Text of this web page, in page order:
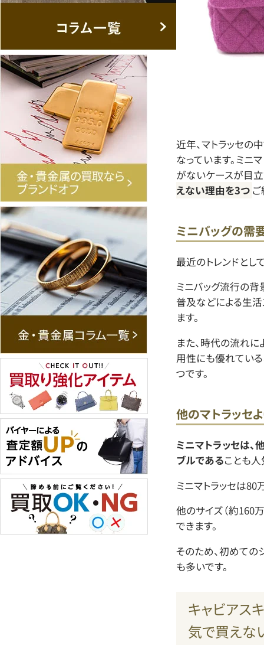
近年、マトラッセの
なっています。ミニ
がないケースが目立
えない理由を3つ ご
ミニバッグの需
最近のトレンドとし
ミニバッグ流行の背
普及などによる生
ます。
また、時代の流れに
用性にも優れてい
つです。
他のマトラッセ
ミニマトラッセは、
ブルであることも
ミニマトラッセは80
他のサイズ（約160
できます。
そのため、初めての
も多いです。
キャビアス
気で買えな